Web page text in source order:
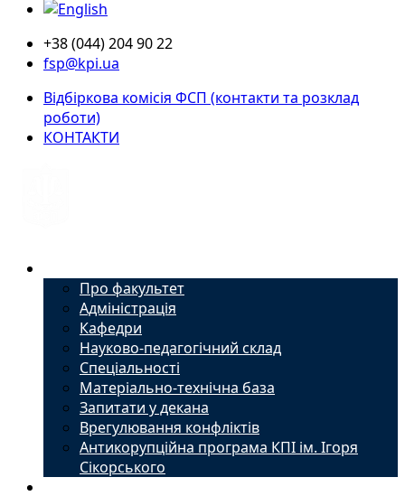
+38 (044) 204 90 22
fsp@kpi.ua
Відбіркова комісія ФСП (контакти та розклад
роботи)
КОНТАКТИ
Про факультет
Адміністрація
Кафедри
Науково-педагогічний склад
Спеціальності
Матеріально-технічна база
Запитати у декана
Врегулювання конфліктів
Антикорупційна програма КПІ ім. Ігоря
Сікорського